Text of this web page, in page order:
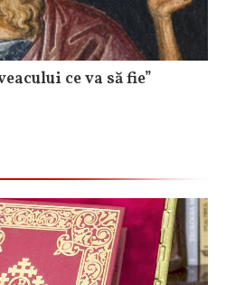
ce va să fie”